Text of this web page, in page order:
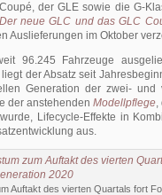
der GLE sowie die G-
Der neue GLC und das GLC
Auslieferungen im Oktober
96.245 Fahrzeuge
der Absatz seit
Generation der zwei- und
der anstehenden Modellpflege,
Lifecycle-Effekte in
aus.
Auftakt des vierten Quartals fort